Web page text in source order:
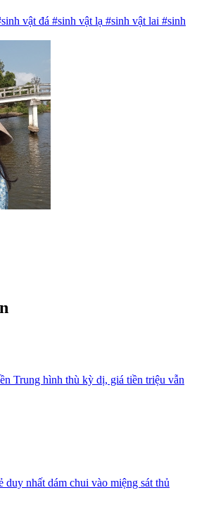
vật đá #sinh vật lạ #sinh vật lai #sinh
Trung hình thù kỳ dị, giá tiền triệu vẫn
duy nhất dám chui vào miệng sát thủ